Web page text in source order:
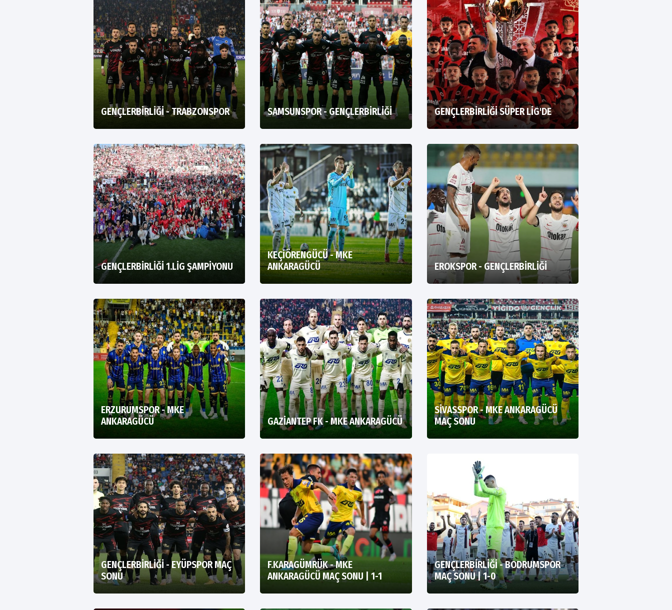
GENÇLERBİRLİĞİ - TRABZONSPOR SAMSUNSPOR - GENÇLERBİRLİĞİ GENÇLERBİRLİĞİ SÜPER LİG'DE
GENÇLERBİRLİĞİ 1.LİG ŞAMPİYONU
KEÇİÖRENGÜCÜ - MKE
ANKARAGÜCÜ
EROKSPOR - GENÇLERBİRLİĞİ
ERZURUMSPOR - MKE
ANKARAGÜCÜ
GAZİANTEP FK - MKE ANKARAGÜCÜ
SİVASSPOR - MKE ANKARAGÜCÜ
MAÇ SONU
GENÇLERBİRLİĞİ - EYÜPSPOR MAÇ
SONU
F.KARAGÜMRÜK - MKE
ANKARAGÜCÜ MAÇ SONU | 1-1
GENÇLERBİRLİĞİ - BODRUMSPOR
MAÇ SONU | 1-0